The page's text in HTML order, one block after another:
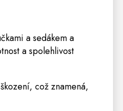
a sedákem a
a spolehlivost
což znamená,